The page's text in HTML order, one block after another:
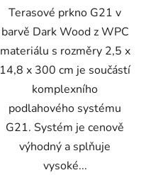
Terasové prkno G21 v
barvě Dark Wood z WPC
materiálu s rozměry 2,5 x
14,8 x 300 cm je součástí
komplexního
podlahového systému
G21. Systém je cenově
výhodný a splňuje
vysoké...